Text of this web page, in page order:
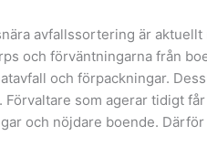
avfallssortering är aktuellt
och förväntningarna från
och förpackningar.
Förvaltare som agerar tidigt
och nöjdare boende.